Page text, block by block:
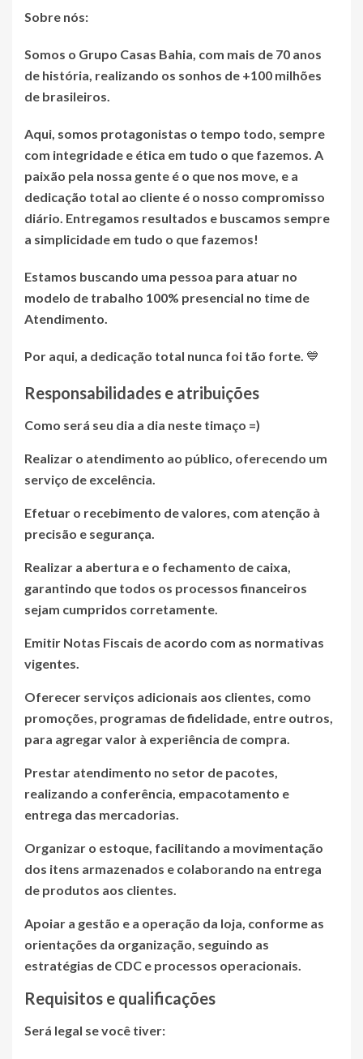
Sobre nós:
Somos o Grupo Casas Bahia, com mais de 70 anos
de história, realizando os sonhos de +100 milhões
de brasileiros.
Aqui, somos protagonistas o tempo todo, sempre
com integridade e ética em tudo o que fazemos. A
paixão pela nossa gente é o que nos move, e a
dedicação total ao cliente é o nosso compromisso
diário. Entregamos resultados e buscamos sempre
a simplicidade em tudo o que fazemos!
Estamos buscando uma pessoa para atuar no
modelo de trabalho 100% presencial no time de
Atendimento.
Por aqui, a dedicação total nunca foi tão forte. 💙
Responsabilidades e atribuições
Como será seu dia a dia neste timaço =)
Realizar o atendimento ao público, oferecendo um
serviço de excelência.
Efetuar o recebimento de valores, com atenção à
precisão e segurança.
Realizar a abertura e o fechamento de caixa,
garantindo que todos os processos financeiros
sejam cumpridos corretamente.
Emitir Notas Fiscais de acordo com as normativas
vigentes.
Oferecer serviços adicionais aos clientes, como
promoções, programas de fidelidade, entre outros,
para agregar valor à experiência de compra.
Prestar atendimento no setor de pacotes,
realizando a conferência, empacotamento e
entrega das mercadorias.
Organizar o estoque, facilitando a movimentação
dos itens armazenados e colaborando na entrega
de produtos aos clientes.
Apoiar a gestão e a operação da loja, conforme as
orientações da organização, seguindo as
estratégias de CDC e processos operacionais.
Requisitos e qualificações
Será legal se você tiver: